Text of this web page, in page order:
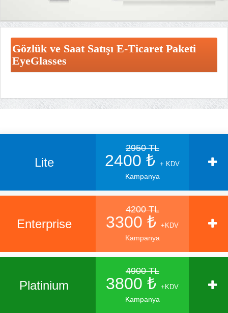
Gözlük ve Saat Satışı E-Ticaret Paketi
EyeGlasses
Lite
2950 TL
2400 ₺+ KDV
Kampanya
Enterprise
4200 TL
3300 ₺+KDV
Kampanya
Platinium
4900 TL
3800 ₺+KDV
Kampanya